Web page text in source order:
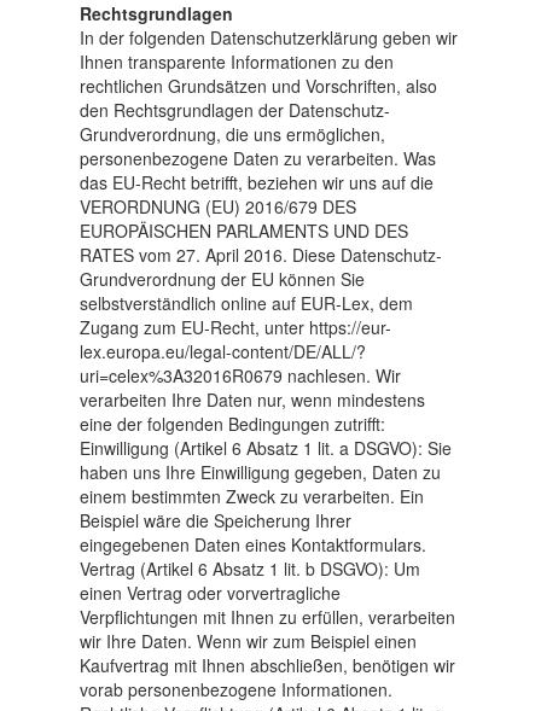
Rechtsgrundlagen
In der folgenden Datenschutzerklärung geben wir
Ihnen transparente Informationen zu den
rechtlichen Grundsätzen und Vorschriften, also
den Rechtsgrundlagen der Datenschutz-
Grundverordnung, die uns ermöglichen,
personenbezogene Daten zu verarbeiten. Was
das EU-Recht betrifft, beziehen wir uns auf die
VERORDNUNG (EU) 2016/679 DES
EUROPÄISCHEN PARLAMENTS UND DES
RATES vom 27. April 2016. Diese Datenschutz-
Grundverordnung der EU können Sie
selbstverständlich online auf EUR-Lex, dem
Zugang zum EU-Recht, unter https://eur-
lex.europa.eu/legal-content/DE/ALL/?
uri=celex%3A32016R0679 nachlesen. Wir
verarbeiten Ihre Daten nur, wenn mindestens
eine der folgenden Bedingungen zutrifft:
Einwilligung (Artikel 6 Absatz 1 lit. a DSGVO): Sie
haben uns Ihre Einwilligung gegeben, Daten zu
einem bestimmten Zweck zu verarbeiten. Ein
Beispiel wäre die Speicherung Ihrer
eingegebenen Daten eines Kontaktformulars.
Vertrag (Artikel 6 Absatz 1 lit. b DSGVO): Um
einen Vertrag oder vorvertragliche
Verpflichtungen mit Ihnen zu erfüllen, verarbeiten
wir Ihre Daten. Wenn wir zum Beispiel einen
Kaufvertrag mit Ihnen abschließen, benötigen wir
vorab personenbezogene Informationen.